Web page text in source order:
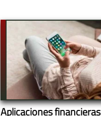
Aplicaciones financieras